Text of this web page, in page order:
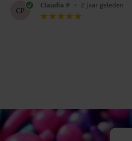
CP
Claudia P • 2 jaar geleden